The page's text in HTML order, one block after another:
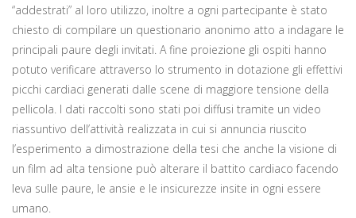
“addestrati” al loro utilizzo, inoltre a ogni partecipante è stato
chiesto di compilare un questionario anonimo atto a indagare le
principali paure degli invitati. A fine proiezione gli ospiti hanno
potuto verificare attraverso lo strumento in dotazione gli effettivi
picchi cardiaci generati dalle scene di maggiore tensione della
pellicola. I dati raccolti sono stati poi diffusi tramite un video
riassuntivo dell’attività realizzata in cui si annuncia riuscito
l’esperimento a dimostrazione della tesi che anche la visione di
un film ad alta tensione può alterare il battito cardiaco facendo
leva sulle paure, le ansie e le insicurezze insite in ogni essere
umano.